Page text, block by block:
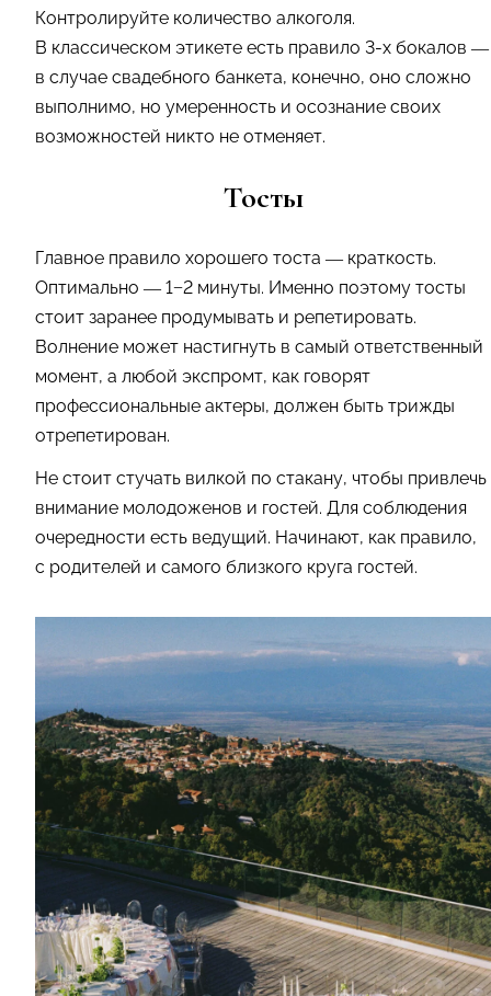
Контролируйте количество алкоголя.
В классическом этикете есть правило 3-х бокалов —
в случае свадебного банкета, конечно, оно сложно
выполнимо, но умеренность и осознание своих
возможностей никто не отменяет.
Тосты
Главное правило хорошего тоста — краткость.
Оптимально — 1−2 минуты. Именно поэтому тосты
стоит заранее продумывать и репетировать.
Волнение может настигнуть в самый ответственный
момент, а любой экспромт, как говорят
профессиональные актеры, должен быть трижды
отрепетирован.
Не стоит стучать вилкой по стакану, чтобы привлечь
внимание молодоженов и гостей. Для соблюдения
очередности есть ведущий. Начинают, как правило,
с родителей и самого близкого круга гостей.